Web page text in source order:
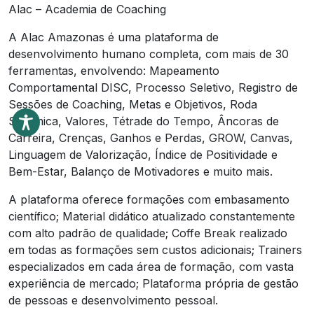
Alac – Academia de Coaching
A Alac Amazonas é uma plataforma de
desenvolvimento humano completa, com mais de 30
ferramentas, envolvendo: Mapeamento
Comportamental DISC, Processo Seletivo, Registro de
Sessões de Coaching, Metas e Objetivos, Roda
Sistêmica, Valores, Tétrade do Tempo, Âncoras de
Carreira, Crenças, Ganhos e Perdas, GROW, Canvas,
Linguagem de Valorização, Índice de Positividade e
Bem-Estar, Balanço de Motivadores e muito mais.
A plataforma oferece formações com embasamento
científico; Material didático atualizado constantemente
com alto padrão de qualidade; Coffe Break realizado
em todas as formações sem custos adicionais; Trainers
especializados em cada área de formação, com vasta
experiência de mercado; Plataforma própria de gestão
de pessoas e desenvolvimento pessoal.